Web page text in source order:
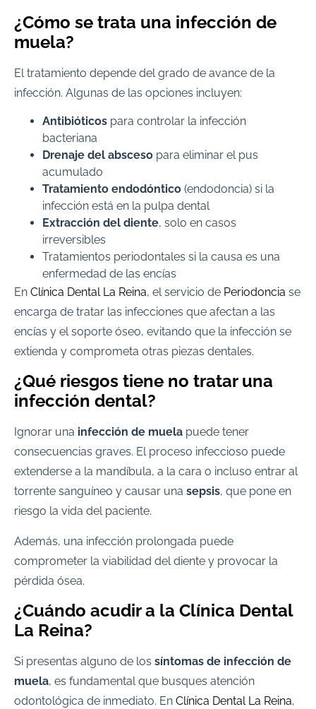
¿Cómo se trata una infección de
muela?
El tratamiento depende del grado de avance de la
infección. Algunas de las opciones incluyen:
Antibióticos para controlar la infección
bacteriana
Drenaje del absceso para eliminar el pus
acumulado
Tratamiento endodóntico (endodoncia) si la
infección está en la pulpa dental
Extracción del diente, solo en casos
irreversibles
Tratamientos periodontales si la causa es una
enfermedad de las encías
En Clínica Dental La Reina, el servicio de Periodoncia se
encarga de tratar las infecciones que afectan a las
encías y el soporte óseo, evitando que la infección se
extienda y comprometa otras piezas dentales.
¿Qué riesgos tiene no tratar una
infección dental?
Ignorar una infección de muela puede tener
consecuencias graves. El proceso infeccioso puede
extenderse a la mandíbula, a la cara o incluso entrar al
torrente sanguíneo y causar una sepsis, que pone en
riesgo la vida del paciente.
Además, una infección prolongada puede
comprometer la viabilidad del diente y provocar la
pérdida ósea.
¿Cuándo acudir a la Clínica Dental
La Reina?
Si presentas alguno de los síntomas de infección de
muela, es fundamental que busques atención
odontológica de inmediato. En Clínica Dental La Reina,